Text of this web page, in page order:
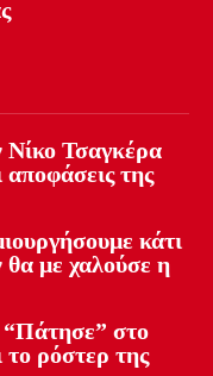
Νίκο Τσαγκέρα
της
κάτι
με χαλούσε η
“Πάτησε” στο
το ρόστερ της